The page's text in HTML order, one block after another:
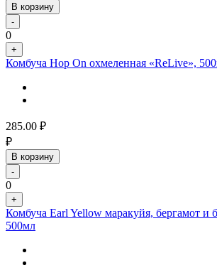
В корзину
-
0
+
Комбуча Hop On охмеленная «ReLive»,
285.00 ₽
₽
В корзину
-
0
+
Комбуча Earl Yellow маракуйя, бергамот и
500мл